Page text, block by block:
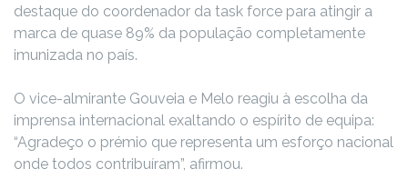
destaque do coordenador da task force para atingir a
marca de quase 89% da população completamente
imunizada no país.
O vice-almirante Gouveia e Melo reagiu à escolha da
imprensa internacional exaltando o espírito de equipa:
“Agradeço o prémio que representa um esforço nacional
onde todos contribuíram”, afirmou.